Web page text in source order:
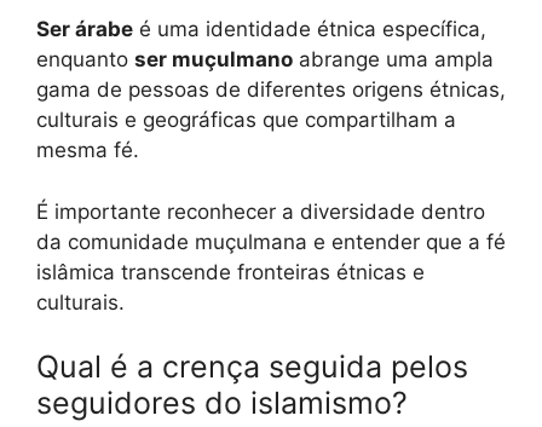
Ser árabe é uma identidade étnica específica,
enquanto ser muçulmano abrange uma ampla
gama de pessoas de diferentes origens étnicas,
culturais e geográficas que compartilham a
mesma fé.
É importante reconhecer a diversidade dentro
da comunidade muçulmana e entender que a fé
islâmica transcende fronteiras étnicas e
culturais.
Qual é a crença seguida pelos
seguidores do islamismo?